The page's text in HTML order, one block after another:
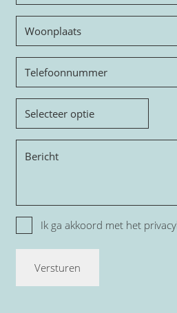
Woonplaats
Telefoon
Onderwerp
PrivacyIk ga akkoord met het